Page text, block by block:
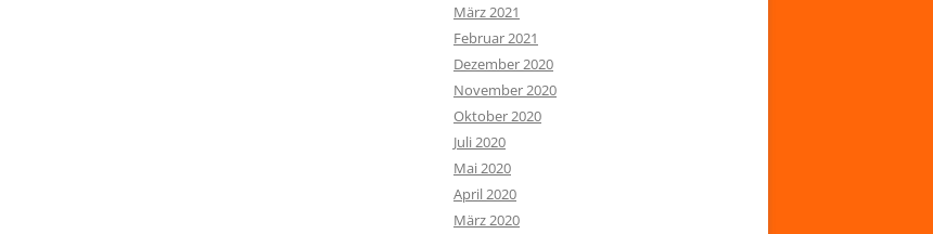
März 2021
Februar 2021
Dezember 2020
November 2020
Oktober 2020
Juli 2020
Mai 2020
April 2020
März 2020